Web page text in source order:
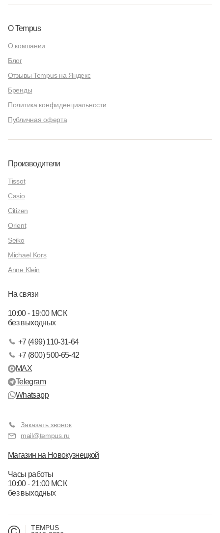
О Tempus
О компании
Блог
Отзывы Tempus на Яндекс
Бренды
Политика конфиденциальности
Публичная оферта
Производители
Tissot
Casio
Citizen
Orient
Seiko
Michael Kors
Anne Klein
На связи
10:00 - 19:00 МСК
без выходных
+7 (499) 110-31-64
+7 (800) 500-65-42
MAX
Telegram
Whatsapp
Заказать звонок
mail@tempus.ru
Магазин на Новокузнецкой
Часы работы
10:00 - 21:00 МСК
без выходных
TEMPUS